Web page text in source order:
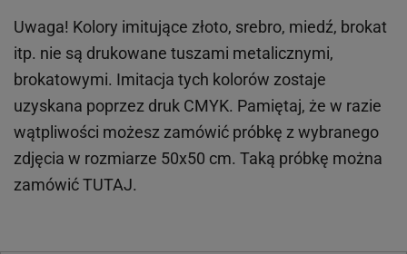
Uwaga! Kolory imitujące złoto, srebro, miedź, brokat
itp. nie są drukowane tuszami metalicznymi,
brokatowymi. Imitacja tych kolorów zostaje
uzyskana poprzez druk CMYK. Pamiętaj, że w razie
wątpliwości możesz zamówić próbkę z wybranego
zdjęcia w rozmiarze 50x50 cm. Taką próbkę można
zamówićTUTAJ.